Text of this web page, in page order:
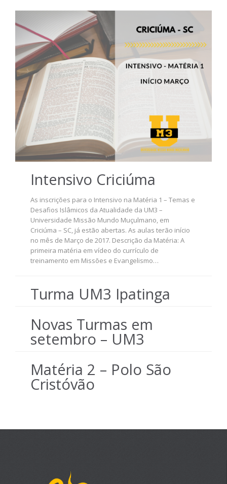
Intensivo Criciúma
As inscrições para o Intensivo na Matéria 1 – Temas e
Desafios Islâmicos da Atualidade da UM3 –
Universidade Missão Mundo Muçulmano, em
Criciúma – SC, já estão abertas. As aulas terão início
no mês de Março de 2017. Descrição da Matéria: A
primeira matéria em vídeo do currículo de
treinamento em Missões e Evangelismo…
Turma UM3 Ipatinga
Novas Turmas em
setembro – UM3
Matéria 2 – Polo São
Cristóvão